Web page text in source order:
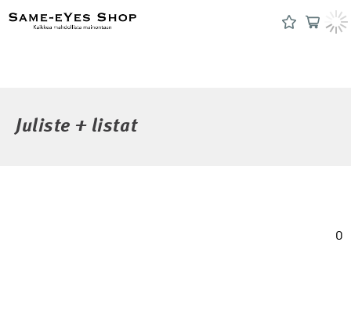
Juliste + listat
0